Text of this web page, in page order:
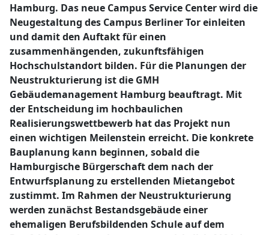
Hamburg. Das neue Campus Service Center wird die
Neugestaltung des Campus Berliner Tor einleiten
und damit den Auftakt für einen
zusammenhängenden, zukunftsfähigen
Hochschulstandort bilden. Für die Planungen der
Neustrukturierung ist die GMH
Gebäudemanagement Hamburg beauftragt. Mit
der Entscheidung im hochbaulichen
Realisierungswettbewerb hat das Projekt nun
einen wichtigen Meilenstein erreicht. Die konkrete
Bauplanung kann beginnen, sobald die
Hamburgische Bürgerschaft dem nach der
Entwurfsplanung zu erstellenden Mietangebot
zustimmt. Im Rahmen der Neustrukturierung
werden zunächst Bestandsgebäude einer
ehemaligen Berufsbildenden Schule auf dem